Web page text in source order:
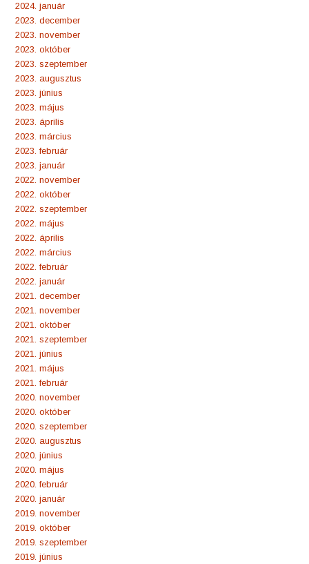
2024. január
2023. december
2023. november
2023. október
2023. szeptember
2023. augusztus
2023. június
2023. május
2023. április
2023. március
2023. február
2023. január
2022. november
2022. október
2022. szeptember
2022. május
2022. április
2022. március
2022. február
2022. január
2021. december
2021. november
2021. október
2021. szeptember
2021. június
2021. május
2021. február
2020. november
2020. október
2020. szeptember
2020. augusztus
2020. június
2020. május
2020. február
2020. január
2019. november
2019. október
2019. szeptember
2019. június